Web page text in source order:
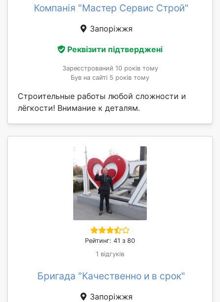
Компанія "Мастер Сервис Строй"
Запоріжжя
Реквізити підтверджені
Зареєстрований 10 років тому
Був на сайті 5 років тому
Строительные работы любой сложности и
лёгкости! Внимание к деталям.
Рейтинг: 41 з 80
1 відгуків
Бригада "Качественно и в срок"
Запоріжжя